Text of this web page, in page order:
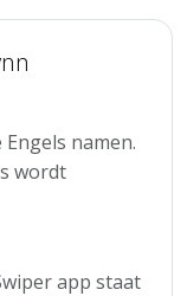
namen.
wordt
app staat